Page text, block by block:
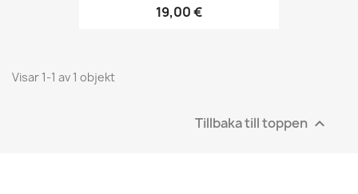
19,00 €
Visar 1-1 av 1 objekt
Tillbaka till toppen 